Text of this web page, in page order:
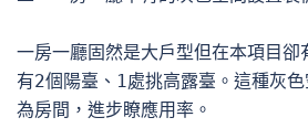
一房一廳固然是大戶型但在本項目
有2個陽臺、1處挑高露臺。這種灰
為房間，進步瞭應用率。